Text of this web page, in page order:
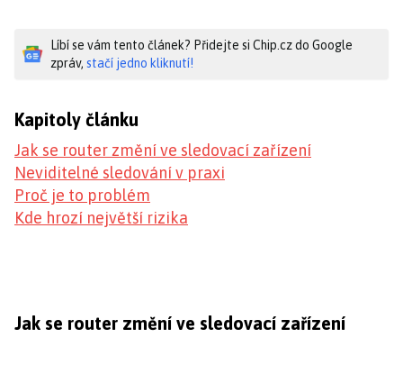
Líbí se vám tento článek? Přidejte si Chip.cz do Google
zpráv, stačí jedno kliknutí!
Kapitoly článku
Jak se router změní ve sledovací zařízení
Neviditelné sledování v praxi
Proč je to problém
Kde hrozí největší rizika
Jak se router změní ve sledovací zařízení